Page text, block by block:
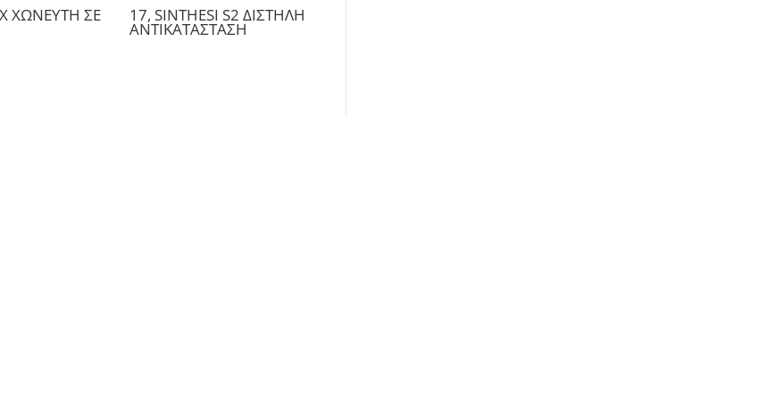
ΧΩΝΕΥΤΗ ΣΕ 17, SINTHESI S2 ΔΙΣΤΗΛΗ
ΑΝΤΙΚΑΤΑΣΤΑΣΗ